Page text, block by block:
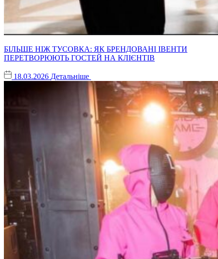
БІЛЬШЕ НІЖ ТУСОВКА: ЯК БРЕНДОВАНІ ІВЕНТИ
ПЕРЕТВОРЮЮТЬ ГОСТЕЙ НА КЛІЄНТІВ
18.03.2026 Детальніше